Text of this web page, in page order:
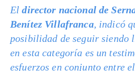
Eldirector nacional de
Benítez Villafranca, indicó
posibilidad de seguir siendo
en esta categoría es un
esfuerzos en conjunto entre